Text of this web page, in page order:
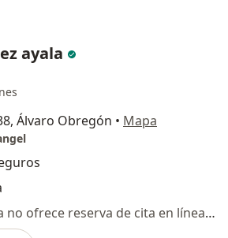
ayala
Álvaro Obregón • Mapa
Este especialista no ofrece reserva de cita en línea en esta dirección.